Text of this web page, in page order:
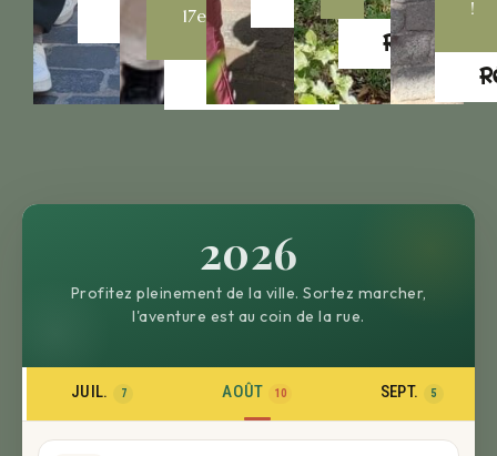
Réservez
17e
Réservez
Réservez
!
2026
Profitez pleinement de la ville. Sortez marcher,
l'aventure est au coin de la rue.
JUIL. 7 AOÛT 10 SEPT. 5